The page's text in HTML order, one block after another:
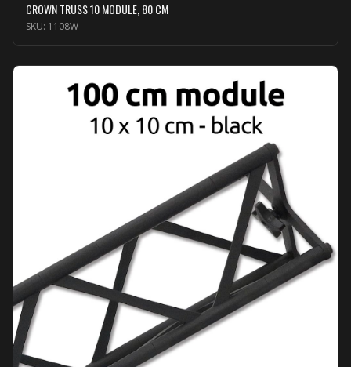
CROWN TRUSS 10 MODULE, 80 CM
SKU: 1108W